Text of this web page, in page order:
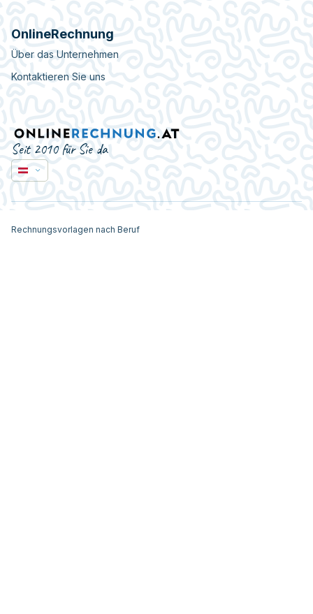
OnlineRechnung
Über das Unternehmen
Kontaktieren Sie uns
Seit 2010 für Sie da
Rechnungsvorlagen nach Beruf